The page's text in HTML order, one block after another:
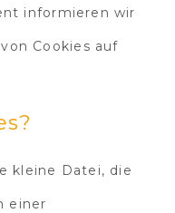
informieren wir
Cookies auf
kleine Datei, die
einer